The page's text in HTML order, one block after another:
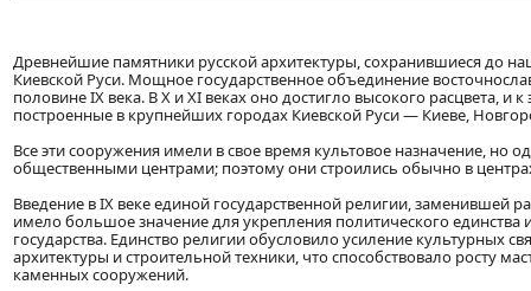
Древнейшие памятники русской архитектуры, сохранившиеся до
Киевской Руси. Мощное государственное объединение
половине IX века. В X и XI веках оно достигло высокого расцвета,
построенные в крупнейших городах Киевской Руси — Киеве,
Все эти сооружения имели в свое время культовое назначение,
общественными центрами; поэтому они строились обычно в
Введение в IX веке единой государственной религии, заменившей
имело большое значение для укрепления политического
государства. Единство религии обусловило усиление культурных
архитектуры и строительной техники, что способствовало росту
каменных сооружений.